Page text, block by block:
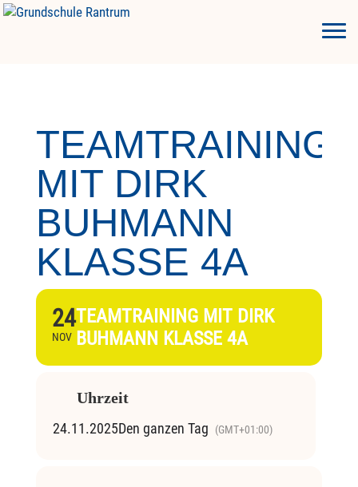
TEAMTRAINING
MIT DIRK
BUHMANN
KLASSE 4A
24
NOV
TEAMTRAINING MIT DIRK
BUHMANN KLASSE 4A
Uhrzeit
24.11.2025Den ganzen Tag (GMT+01:00)